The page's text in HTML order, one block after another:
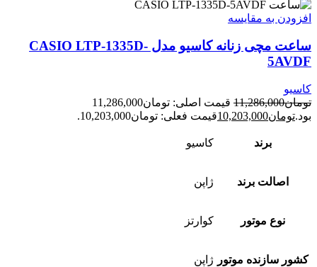
افزودن به مقایسه
ساعت مچی زنانه کاسیو مدل CASIO LTP-1335D-
5AVDF
کاسیو
تومان11,286,000
قیمت اصلی: تومان11,286,000
بود.تومان10,203,000قیمت فعلی: تومان10,203,000.
برند کاسیو
اصالت برند ژاپن
نوع موتور کوارتز
کشور سازنده موتور ژاپن